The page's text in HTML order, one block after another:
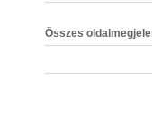
Összes